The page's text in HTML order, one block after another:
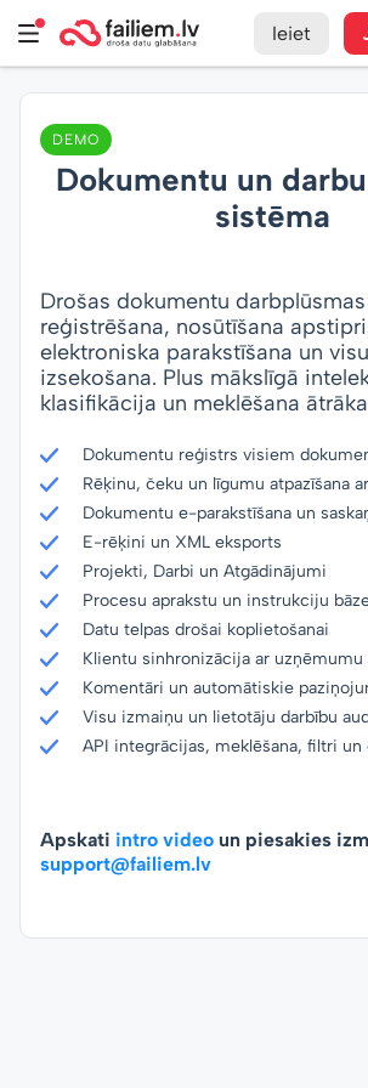
Ieiet
DEMO
Drošas dokumentu
reģistrēšana, nosūtīšana
elektroniska parakstīšana un
izsekošana. Plus mākslīgā
klasifikācija un meklēšana
Dokumentu reģistrs visiem
Rēķinu, čeku un līgumu atpazīšana
Dokumentu e-parakstīšana un
E-rēķini un XML eksports
Projekti, Darbi un Atgādinājumi
Procesu aprakstu un instrukciju
Datu telpas drošai koplietošanai
Klientu sinhronizācija ar
Komentāri un automātiskie
Visu izmaiņu un lietotāju darbību
API integrācijas, meklēšana, filtri un
Dokumentu un
sistēma
Apskati intro video un piesakies
support@failiem.lv